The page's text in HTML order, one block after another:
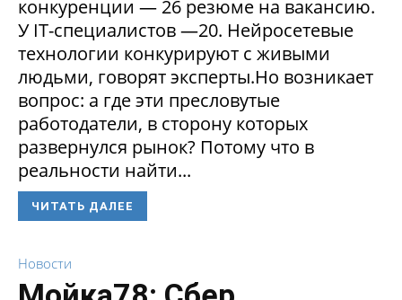
конкуренции — 26 резюме на вакансию.
У IT-специалистов —20. Нейросетевые
технологии конкурируют с живыми
людьми, говорят эксперты.Но возникает
вопрос: а где эти пресловутые
работодатели, в сторону которых
развернулся рынок? Потому что в
реальности найти...
ЧИТАТЬ ДАЛЕЕ
Новости